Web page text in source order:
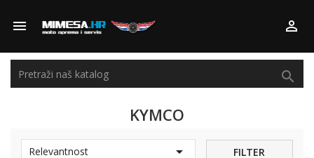
 

KYMCO
Relevantnost  FILTER